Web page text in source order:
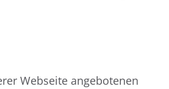
Webseite angebotenen